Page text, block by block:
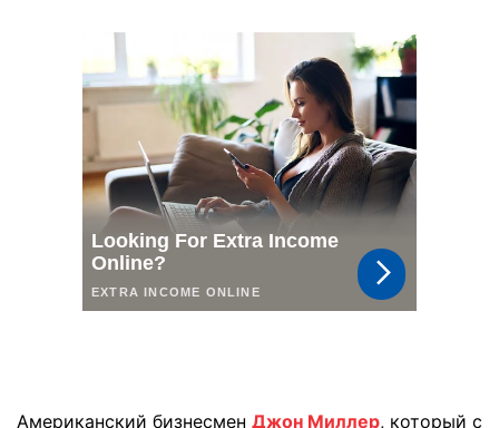
Американский бизнесмен Джон Миллер, который с